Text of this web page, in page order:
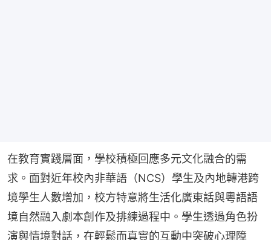
在教育實踐層面，學校積極回應多元文化融合的需
求。面對近年校內非華語（NCS）學生及內地轉港跨
境學生人數增加，校方特意將生活化廣東話與粵語語
境自然融入劇本創作及排練過程中。學生透過角色扮
演與情境對話，在輕鬆而真實的互動中突破心理障